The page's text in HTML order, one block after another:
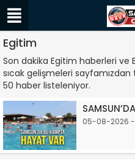
Egitim
Son dakika Egitim haberleri ve
sıcak gelişmeleri
50 haber listeleniyor.
05-08-2026 -